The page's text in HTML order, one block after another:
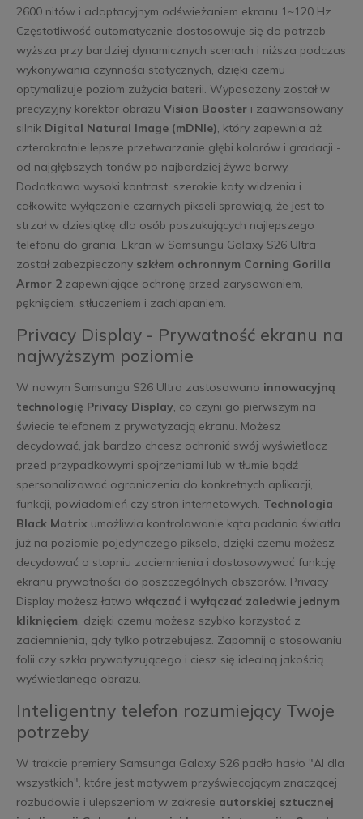
2600 nitów i adaptacyjnym odświeżaniem ekranu 1~120 Hz.
Częstotliwość automatycznie dostosowuje się do potrzeb -
wyższa przy bardziej dynamicznych scenach i niższa podczas
wykonywania czynności statycznych, dzięki czemu
optymalizuje poziom zużycia baterii. Wyposażony został w
precyzyjny korektor obrazu Vision Boosteri zaawansowany
silnik Digital Natural Image (mDNIe), który zapewnia aż
czterokrotnie lepsze przetwarzanie głębi kolorów i gradacji -
od najgłębszych tonów po najbardziej żywe barwy.
Dodatkowo wysoki kontrast, szerokie katy widzenia i
całkowite wyłączanie czarnych pikseli sprawiają, że jest to
strzał w dziesiątkę dla osób poszukujących najlepszego
telefonu do grania. Ekran w Samsungu Galaxy S26 Ultra
został zabezpieczony szkłem ochronnym Corning Gorilla
Armor 2zapewniające ochronę przed zarysowaniem,
pęknięciem, stłuczeniem i zachlapaniem.
Privacy Display - Prywatność ekranu na
najwyższym poziomie
W nowym Samsungu S26 Ultra zastosowano innowacyjną
technologię Privacy Display, co czyni go pierwszym na
świecie telefonem z prywatyzacją ekranu. Możesz
decydować, jak bardzo chcesz ochronić swój wyświetlacz
przed przypadkowymi spojrzeniami lub w tłumie bądź
spersonalizować ograniczenia do konkretnych aplikacji,
funkcji, powiadomień czy stron internetowych. Technologia
Black Matrixumożliwia kontrolowanie kąta padania światła
już na poziomie pojedynczego piksela, dzięki czemu możesz
decydować o stopniu zaciemnienia i dostosowywać funkcję
ekranu prywatności do poszczególnych obszarów. Privacy
Display możesz łatwo włączać i wyłączać zaledwie jednym
kliknięciem, dzięki czemu możesz szybko korzystać z
zaciemnienia, gdy tylko potrzebujesz. Zapomnij o stosowaniu
folii czy szkła prywatyzującego i ciesz się idealną jakością
wyświetlanego obrazu.
Inteligentny telefon rozumiejący Twoje
potrzeby
W trakcie premiery Samsunga Galaxy S26 padło hasło "AI dla
wszystkich", które jest motywem przyświecającym znaczącej
rozbudowie i ulepszeniom w zakresie autorskiej sztucznej